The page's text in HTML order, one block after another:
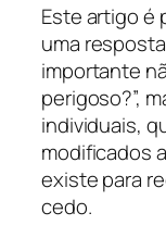
Este artigo é
uma
importante
perigoso?”,
individuais,
modificados
existe para
cedo.